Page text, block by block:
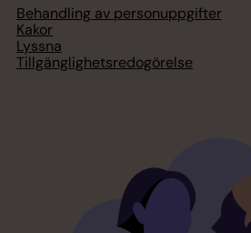
Behandling av personuppgifter
Kakor
Lyssna
Tillgänglighetsredogörelse